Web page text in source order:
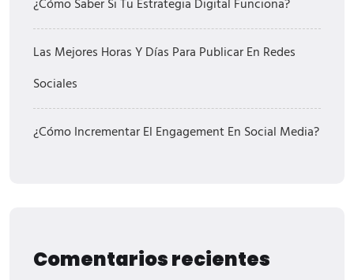
¿Cómo Saber Si Tu Estrategia Digital Funciona?
Las Mejores Horas Y Días Para Publicar En Redes
Sociales
¿Cómo Incrementar El Engagement En Social Media?
Comentarios recientes